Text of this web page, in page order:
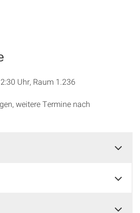
Uhr, Raum 1.236
weitere Termine nach